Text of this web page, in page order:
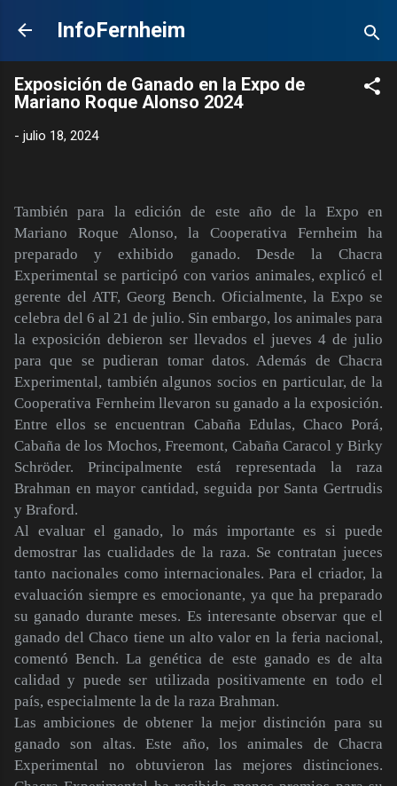
Ir al contenido principal
InfoFernheim
Exposición de Ganado en la Expo de
Mariano Roque Alonso 2024
- julio 18, 2024
También para la edición de este año de la Expo en
Mariano Roque Alonso, la Cooperativa Fernheim ha
preparado y exhibido ganado. Desde la Chacra
Experimental se participó con varios animales, explicó el
gerente del ATF, Georg Bench. Oficialmente, la Expo se
celebra del 6 al 21 de julio. Sin embargo, los animales para
la exposición debieron ser llevados el jueves 4 de julio
para que se pudieran tomar datos. Además de Chacra
Experimental, también algunos socios en particular, de la
Cooperativa Fernheim llevaron su ganado a la exposición.
Entre ellos se encuentran Cabaña Edulas, Chaco Porá,
Cabaña de los Mochos, Freemont, Cabaña Caracol y Birky
Schröder. Principalmente está representada la raza
Brahman en mayor cantidad, seguida por Santa Gertrudis
y Braford.
Al evaluar el ganado, lo más importante es si puede
demostrar las cualidades de la raza. Se contratan jueces
tanto nacionales como internacionales. Para el criador, la
evaluación siempre es emocionante, ya que ha preparado
su ganado durante meses. Es interesante observar que el
ganado del Chaco tiene un alto valor en la feria nacional,
comentó Bench. La genética de este ganado es de alta
calidad y puede ser utilizada positivamente en todo el
país, especialmente la de la raza Brahman.
Las ambiciones de obtener la mejor distinción para su
ganado son altas. Este año, los animales de Chacra
Experimental no obtuvieron las mejores distinciones.